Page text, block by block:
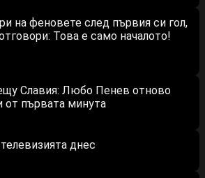
на феновете след първия си гол,
Това е само началото!
Славия: Любо Пенев отново
от първата минута
днес